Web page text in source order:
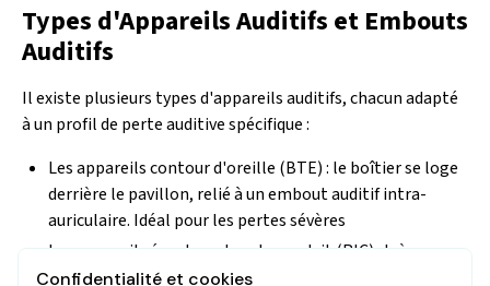
Types d'Appareils Auditifs et Embouts
Auditifs
Il existe plusieurs types d'appareils auditifs, chacun adapté
à un profil de perte auditive spécifique :
Les appareils contour d'oreille (BTE) : le boîtier se loge
derrière le pavillon, relié à un embout auditif intra-
auriculaire. Idéal pour les pertes sévères
Les appareils écouteur dans le conduit (RIC) : très
discrets, l'écouteur est directement placé dans le
Confidentialité et cookies